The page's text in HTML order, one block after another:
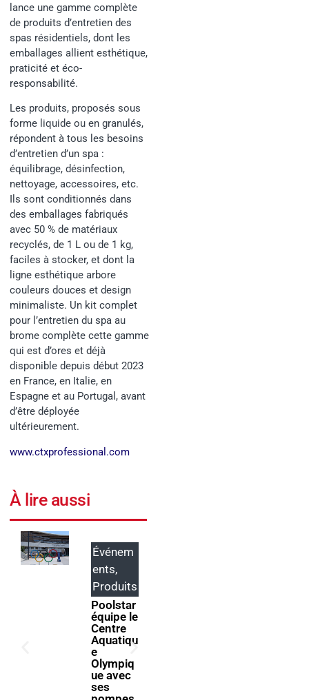
lance une gamme complète
de produits d’entretien des
spas résidentiels, dont les
emballages allient esthétique,
praticité et éco-
responsabilité.
Les produits, proposés sous
forme liquide ou en granulés,
répondent à tous les besoins
d’entretien d’un spa :
équilibrage, désinfection,
nettoyage, accessoires, etc.
Ils sont conditionnés dans
des emballages fabriqués
avec 50 % de matériaux
recyclés, de 1 L ou de 1 kg,
faciles à stocker, et dont la
ligne esthétique arbore
couleurs douces et design
minimaliste. Un kit complet
pour l’entretien du spa au
brome complète cette gamme
qui est d’ores et déjà
disponible depuis début 2023
en France, en Italie, en
Espagne et au Portugal, avant
d’être déployée
ultérieurement.
www.ctxprofessional.com
À lire aussi
Événem
ents,
Produits
Poolstar
équipe le
Centre
Aquatiqu
e
Olympiq
ue avec
ses